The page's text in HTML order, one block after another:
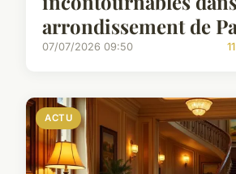
arrondissement de
07/07/2026 09:50
ACTU